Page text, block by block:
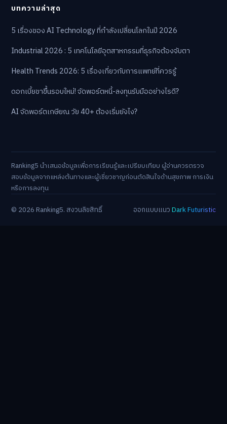
บทความล่าสุด
5 เรื่องของ AI Technology ที่กำลังเปลี่ยนโลกในปี 2026
Industrial 2026 : 5 เทคโนโลยีอุตสาหกรรมที่ธุรกิจต้องจับตา
Health Trends 2026: 5 เรื่องเกี่ยวกับการแพทย์ที่ควรรู้
ดอกเบี้ยขาขึ้นรอบใหม่! จัดพอร์ตหนี้-ลงทุนรับมืออย่างไรดี?
AI จัดพอร์ตเกษียณ วัย 40+ ต้องเริ่มยังไง?
Ranking5 นำเสนอข้อมูลเพื่อการเรียนรู้และเปรียบเทียบ ผู้อ่านควรตรวจ
สอบข้อมูลจากแหล่งต้นทางและผู้เชี่ยวชาญก่อนตัดสินใจด้านสุขภาพ การเงิน
หรือการลงทุน
© 2026 Ranking5. สงวนลิขสิทธิ์
ออกแบบแนวDark Futuristic